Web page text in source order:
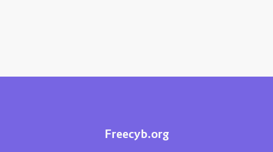
Freecyb.org